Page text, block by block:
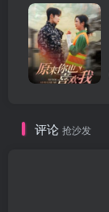
评论 抢沙发